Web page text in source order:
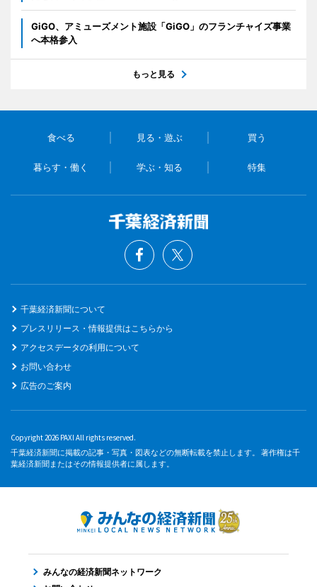
GiGO、アミューズメント施設「GiGO」のフランチャイズ事業
へ本格参入
もっと見る
食べる 見る・遊ぶ 買う
暮らす・働く 学ぶ・知る 特集
千葉経済新聞について
プレスリリース・情報提供はこちらから
アクセスデータの利用について
お問い合わせ
広告のご案内
Copyright 2026 PAXI All rights reserved.
千葉経済新聞に掲載の記事・写真・図表などの無断転載を禁止します。 著作権は千
葉経済新聞またはその情報提供者に属します。
みんなの経済新聞ネットワーク